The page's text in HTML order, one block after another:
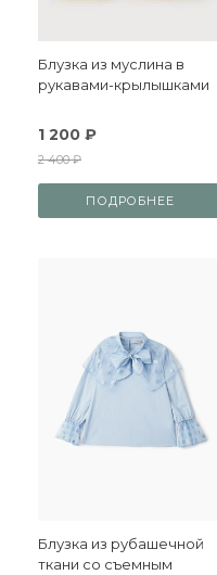
Блузка из муслина в
рукавами-крылышками
1 200 ₽
2 400 ₽
ПОДРОБНЕЕ
Блузка из рубашечной
ткани со съемным